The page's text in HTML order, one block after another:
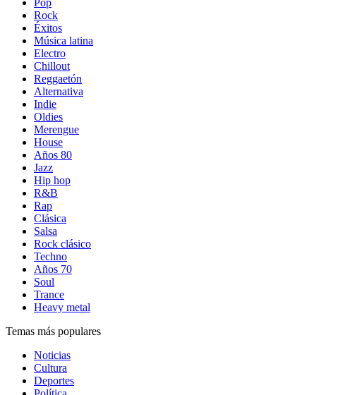
Pop
Rock
Éxitos
Música latina
Electro
Chillout
Reggaetón
Alternativa
Indie
Oldies
Merengue
House
Años 80
Jazz
Hip hop
R&B
Rap
Clásica
Salsa
Rock clásico
Techno
Años 70
Soul
Trance
Heavy metal
Temas más populares
Noticias
Cultura
Deportes